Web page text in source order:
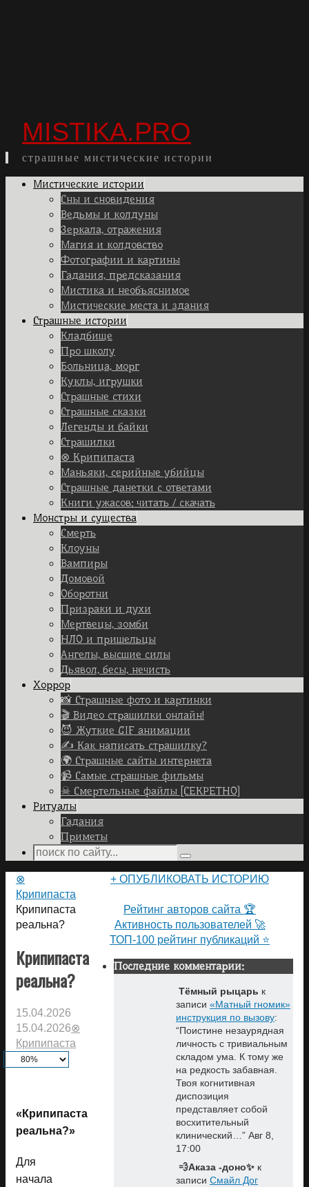
MISTIKA.PRO
страшные мистические истории
Skip
Мистические истории
Сны и сновидения
Ведьмы и колдуны
Зеркала, отражения
Магия и колдовство
Фотографии и картины
Гадания, предсказания
Мистика и необъяснимое
Мистические места и здания
Страшные истории
Кладбище
Про школу
Больница, морг
Куклы, игрушки
Страшные стихи
Страшные сказки
Легенды и байки
Страшилки
⊗ Крипипаста
Маньяки, серийные убийцы
Страшные данетки с ответами
Книги ужасов: читать / скачать
Монстры и существа
Смерть
Клоуны
Вампиры
Домовой
Оборотни
Призраки и духи
Мертвецы, зомби
НЛО и пришельцы
Ангелы, высшие силы
Дьявол, бесы, нечисть
Хоррор
📸 Страшные фото и картинки
🎬 Видео страшилки онлайн!
😈 Жуткие GIF анимации
✍ Как написать страшилку?
🌍 Страшные сайты интернета
📹 Самые страшные фильмы
☠ Смертельные файлы [СЕКРЕТНО]
Ритуалы
Гадания
Приметы
Search
Search
Home
⊗
Крипипаста
Крипипаста
реальна?
Крипипаста
реальна?
15.04.2026
15.04.2026⊗
Крипипаста
«Крипипаста
реальна?»
Для
начала
+ ОПУБЛИКОВАТЬ ИСТОРИЮ
Рейтинг авторов сайта 🏆
Активность пользователей 🚀
ТОП-100 рейтинг публикаций ⭐
Последние комментарии:
Тёмный рыцарь к
записи «Матный гномик»
инструкция по вызову:
“Поистине незаурядная
личность с тривиальным
складом ума. К тому же
на редкость забавная.
Твоя когнитивная
диспозиция
представляет собой
восхитительный
клинический… ” Авг 8,
17:00
💨Аказа -доно✨ к
записи Смайл Дог